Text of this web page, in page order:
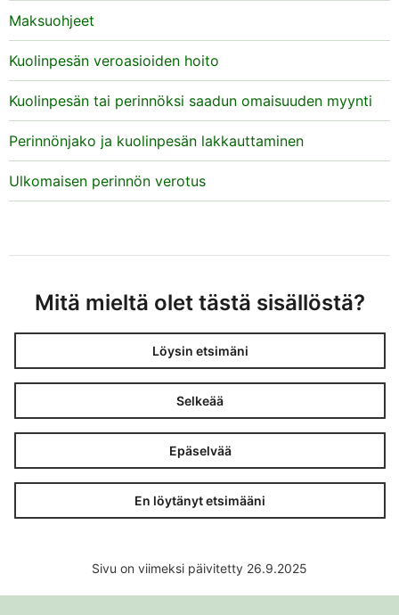
Maksuohjeet
Kuolinpesän veroasioiden hoito
Kuolinpesän tai perinnöksi saadun omaisuuden myynti
Perinnönjako ja kuolinpesän lakkauttaminen
Ulkomaisen perinnön verotus
Mitä mieltä olet tästä sisällöstä?
Löysin etsimäni
Selkeää
Epäselvää
En löytänyt etsimääni
Sivu on viimeksi päivitetty 26.9.2025